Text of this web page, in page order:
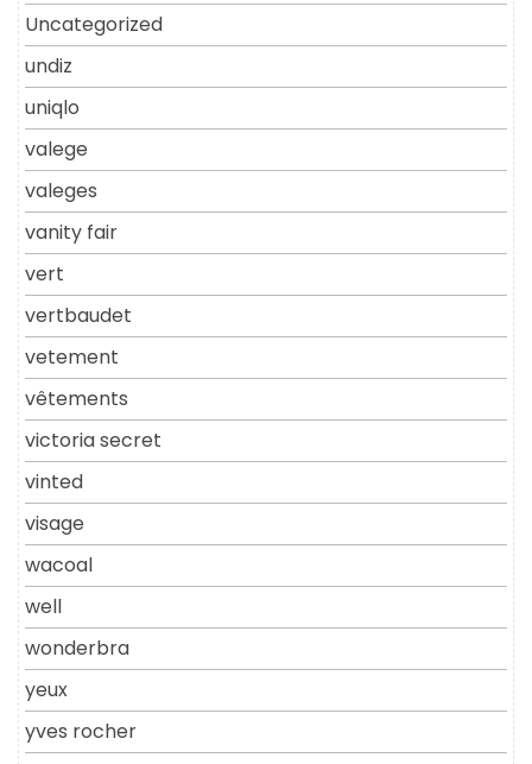
Uncategorized
undiz
uniqlo
valege
valeges
vanity fair
vert
vertbaudet
vetement
vêtements
victoria secret
vinted
visage
wacoal
well
wonderbra
yeux
yves rocher